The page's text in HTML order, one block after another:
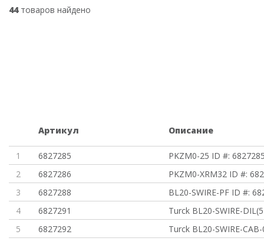
44товаров найдено
Артикул Описание
1 6827285
PKZM0-25 ID #:
2
6827286
PKZM0-XRM32 ID #:
3
6827288
BL20-SWIRE-PF ID #:
4
6827291
Turck BL20-SWIRE-
5
6827292
Turck BL20-SWIRE-